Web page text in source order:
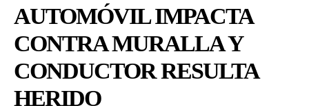
AUTOMÓVIL IMPACTA
CONTRA MURALLA Y
CONDUCTOR RESULTA
HERIDO